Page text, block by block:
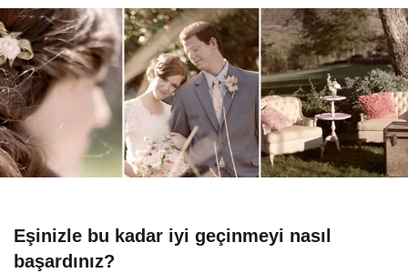
Eşinizle bu kadar iyi geçinmeyi nasıl
başardınız?